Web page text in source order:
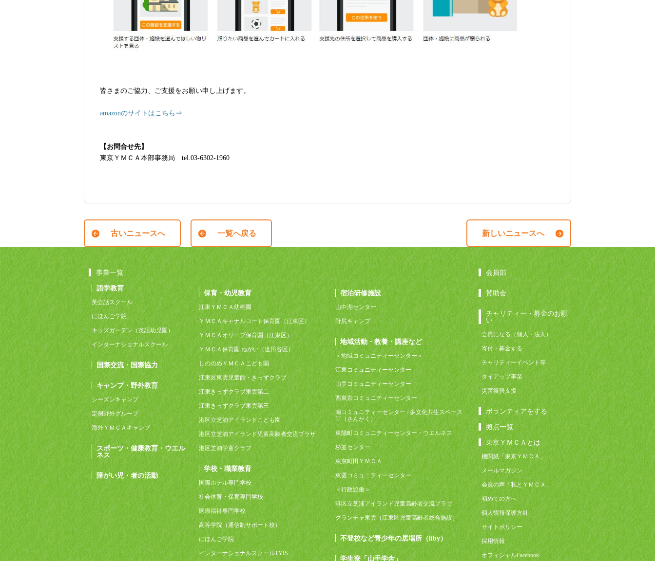
皆さまのご協力、ご支援をお願い申し上げます。
amazonのサイトはこちら⇒
【お問合せ先】
東京ＹＭＣＡ本部事務局 tel.03-6302-1960
古いニュースへ 一覧へ戻る 新しいニュースへ
事業一覧
語学教育
英会話スクール
にほんご学院
キッズガーデン（英語幼児園）
インターナショナルスクール
国際交流・国際協力
キャンプ・野外教育
シーズンキャンプ
定例野外グループ
海外ＹＭＣＡキャンプ
スポーツ・健康教育・ウエル
ネス
障がい児・者の活動
保育・幼児教育
江東ＹＭＣＡ幼稚園
ＹＭＣＡキャナルコート保育園（江東区）
ＹＭＣＡオリーブ保育園（江東区）
ＹＭＣＡ保育園 ねがい（世田谷区）
しののめＹＭＣＡこども園
江東区東雲児童館・きっずクラブ
江東きっずクラブ東雲第二
江東きっずクラブ東雲第三
港区立芝浦アイランドこども園
港区立芝浦アイランド児童高齢者交流プラザ
港区芝浦学童クラブ
学校・職業教育
国際ホテル専門学校
社会体育・保育専門学校
医療福祉専門学校
高等学院（通信制サポート校）
にほんご学院
インターナショナルスクールTYIS
宿泊研修施設
山中湖センター
野尻キャンプ
地域活動・教養・講座など
＜地域コミュニティーセンター＞
江東コミュニティーセンター
山手コミュニティーセンター
西東京コミュニティーセンター
南コミュニティーセンター / 多文化共生スペース
▽（さんかく）
東陽町コミュニティーセンター・ウエルネス
杉並センター
東京町田ＹＭＣＡ
東雲コミュニティーセンター
＜行政協働＞
港区立芝浦アイランド児童高齢者交流プラザ
グランチャ東雲（江東区児童高齢者総合施設）
不登校など青少年の居場所（liby）
学生寮「山手学舎」
会員部
賛助会
チャリティー・募金のお願
い
会員になる（個人・法人）
寄付・募金する
チャリティーイベント等
タイアップ事業
災害復興支援
ボランティアをする
拠点一覧
東京ＹＭＣＡとは
機関紙「東京ＹＭＣＡ」
メールマガジン
会員の声「私とＹＭＣＡ」
初めての方へ
個人情報保護方針
サイトポリシー
採用情報
オフィシャルFacebook